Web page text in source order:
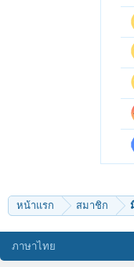
หน้าแรก สมาชิก
ภาษาไทย